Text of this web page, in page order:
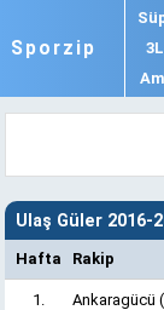
Sporzip
Ulaş Güler 2016-
Hafta Rakip
1. Ankaragücü